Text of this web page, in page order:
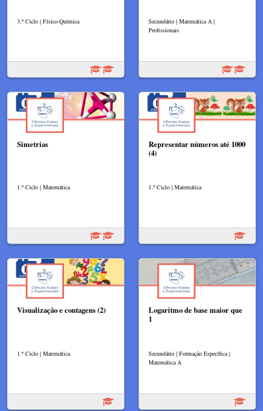
3.º Ciclo | Físico-Química
Secundário | Matemática A |
Profissionais
Simetrias
1.º Ciclo | Matemática
Representar números até 1000
(4)
1.º Ciclo | Matemática
Visualização e contagens (2)
1.º Ciclo | Matemática
Logaritmo de base maior que
1
Secundário | Formação Específica |
Matemática A